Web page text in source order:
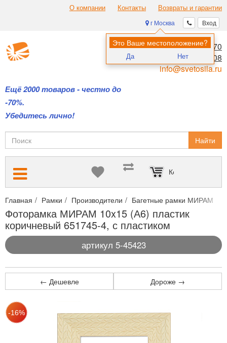
О компании Контакты Возвраты и гарантии
Вход
г Москва
Это Ваше местоположение?
Да Нет
Ещё 2000 товаров - честно до
-70%.
Убедитесь лично!
8 (495) 970-00-70
8 (800) 700-11-08
info@svetosila.ru
Найти
Корзина пуста
Главная Рамки Производители Багетные рамки МИРАМ
Фоторамка МИРАМ 10x15 (А6) пластик
коричневый 651745-4, с пластиком
артикул 5-45423
← Дешевле Дороже →